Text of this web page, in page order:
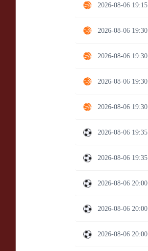
2026-08-06 19:15
2026-08-06 19:30
2026-08-06 19:30
2026-08-06 19:30
2026-08-06 19:30
2026-08-06 19:35
2026-08-06 19:35
2026-08-06 20:00
2026-08-06 20:00
2026-08-06 20:00